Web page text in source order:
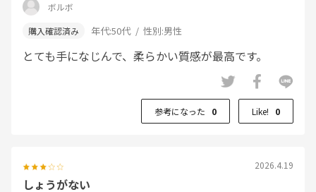
ボルボ
年代:50代 性別:男性
とても手になじんで、柔らかい質感が最高です。
参考になった 0 Like! 0
2026.4.19
しょうがない